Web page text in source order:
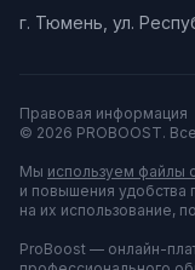
г. Тюмень, ул.
Правовая информация
© 2026 PROBOOST.
Мы используем файлы
и повышения удобства
на их использование,
ProBoost — онлайн-